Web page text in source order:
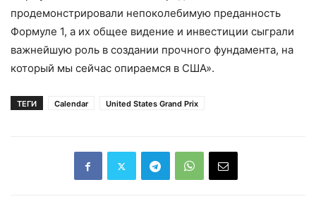
продемонстрировали непоколебимую преданность
Формуле 1, а их общее видение и инвестиции сыграли
важнейшую роль в создании прочного фундамента, на
который мы сейчас опираемся в США».
ТЕГИ Calendar United States Grand Prix